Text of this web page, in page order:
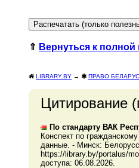
⇑ Вернуться к
LIBRARY.BY → ПРАВО
Цитирование
По стандарту ВАК
Конспект по
данные. - Минск:
https://library.by/portalus/
доступа: 06.08.2026.